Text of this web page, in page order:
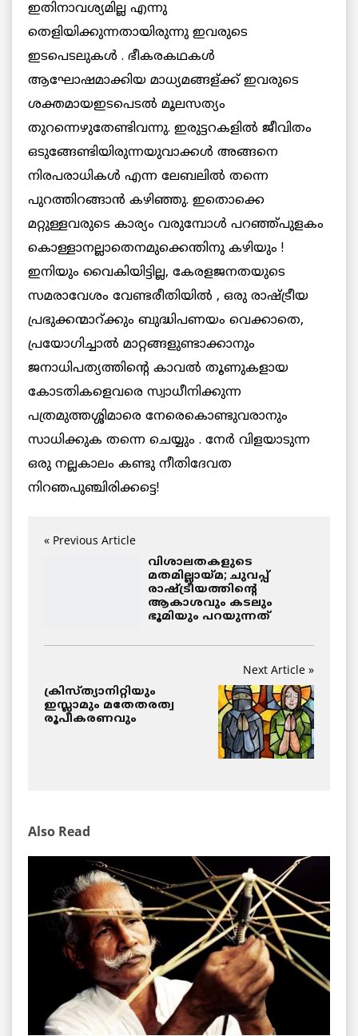
ഇതിനാവശ്യമില്ല എന്നു
തെളിയിക്കുന്നതായിരുന്നു ഇവരുടെ
ഇടപെടലുകള്‍ . ഭീകരകഥകള്‍
ആഘോഷമാക്കിയ മാധ്യമങ്ങള്ക്ക് ഇവരുടെ
ശക്തമായഇടപെടല്‍ മൂലസത്യം
തുറന്നെഴുതേണ്ടിവന്നു. ഇരുട്ടറകളില്‍ ജീവിതം
ഒടുങ്ങേണ്ടിയിരുന്നയുവാക്കള്‍ അങ്ങനെ
നിരപരാധികള്‍ എന്ന ലേബലില്‍ തന്നെ
പുറത്തിറങ്ങാന്‍ കഴിഞ്ഞു. ഇതൊക്കെ
മറ്റുള്ളവരുടെ കാര്യം വരുമ്പോള്‍ പറഞ്ഞ്പുളകം
കൊള്ളാനല്ലാതെനമുക്കെന്തിനു കഴിയും !
ഇനിയും വൈകിയിട്ടില്ല, കേരളജനതയുടെ
സമരാവേശം വേണ്ടരീതിയില്‍ , ഒരു രാഷ്ട്രീയ
പ്രഭുക്കന്മാറ്ക്കും ബുദ്ധിപണയം വെക്കാതെ,
പ്രയോഗിച്ചാല്‍ മാറ്റങ്ങളുണ്ടാക്കാനും
ജനാധിപത്യത്തിന്റെ കാവല്‍ തൂണുകളായ
കോടതികളെവരെ സ്വാധീനിക്കുന്ന
പത്രമുത്തശ്ശിമാരെ നേരെകൊണ്ടുവരാനും
സാധിക്കുക തന്നെ ചെയ്യും . നേര്‍ വിളയാടുന്ന
ഒരു നല്ലകാലം കണ്ടു നീതിദേവത
നിറഞപുഞ്ചിരിക്കട്ടെ!
« Previous Article
വിശാലതകളുടെ
മതമില്ലായ്മ; ചുവപ്പ്
രാഷ്ട്രീയത്തിന്റെ
ആകാശവും കടലും
ഭൂമിയും പറയുന്നത്
Next Article »
ക്രിസ്ത്യാനിറ്റിയും
ഇസ്ലാമും മതേതരത്വ
രൂപീകരണവും
Also Read